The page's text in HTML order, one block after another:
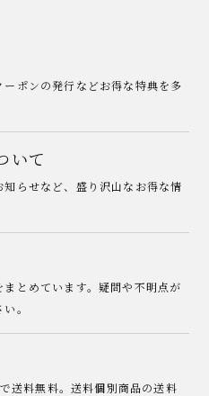
ポンの発行などお得な特典を多
いて
らせなど、盛り沢山なお得な情
とめています。疑問や不明点が
。
送料無料。送料個別商品の送料